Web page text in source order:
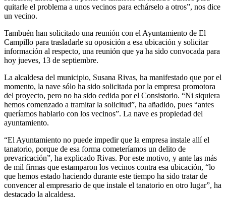
quitarle el problema a unos vecinos para echárselo a otros”, nos dice
un vecino.
Tambuén han solicitado una reunión con el Ayuntamiento de El
Campillo para trasladarle su oposición a esa ubicación y solicitar
información al respecto, una reunión que ya ha sido convocada para
hoy jueves, 13 de septiembre.
La alcaldesa del municipio, Susana Rivas, ha manifestado que por el
momento, la nave sólo ha sido solicitada por la empresa promotora
del proyecto, pero no ha sido cedida por el Consistorio. “Ni siquiera
hemos comenzado a tramitar la solicitud”, ha añadido, pues “antes
queríamos hablarlo con los vecinos”. La nave es propiedad del
ayuntamiento.
“El Ayuntamiento no puede impedir que la empresa instale allí el
tanatorio, porque de esa forma cometeríamos un delito de
prevaricación”, ha explicado Rivas. Por este motivo, y ante las más
de mil firmas que estamparon los vecinos contra esa ubicación, “lo
que hemos estado haciendo durante este tiempo ha sido tratar de
convencer al empresario de que instale el tanatorio en otro lugar”, ha
destacado la alcaldesa,